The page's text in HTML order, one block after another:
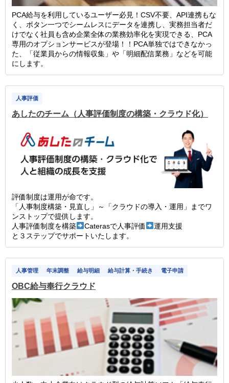
PCA給与を利用しているユーザー必見！CSV不要、API連携もな
く、ボタン一つでシームレスにデータを連携し、実務担当者だ
けでなく社員も含め企業全体の業務効率化を実現できる、PCA
専用のオプションサービスが登場！！PCA単独ではできなかっ
た、「従業員からの情報収集」や「明細配信業務」などを可能
にします。
人事評価
あしたのチーム（人事評価制度の構築・クラウド化）
評価制度は運用が命です。
「人事制度構築・見直し」～「クラウドの導入・運用」までワ
ンストップで提供します。
人事評価制度を構築
Caterasで人事評価
運用支援
と３ステップでサポートいたします。
人事管理 年末調整 給与明細 給与計算・手続き 電子申請
OBC給与奉行クラウド